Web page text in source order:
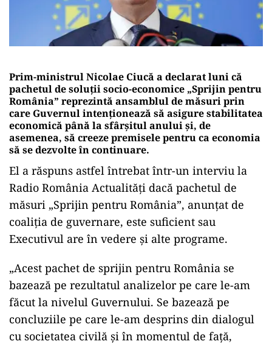
Prim-ministrul Nicolae Ciucă a declarat luni că
pachetul de soluţii socio-economice „Sprijin pentru
România” reprezintă ansamblul de măsuri prin
care Guvernul intenţionează să asigure stabilitatea
economică până la sfârşitul anului şi, de
asemenea, să creeze premisele pentru ca economia
să se dezvolte în continuare.
El a răspuns astfel întrebat într-un interviu la
Radio România Actualităţi dacă pachetul de
măsuri „Sprijin pentru România”, anunţat de
coaliţia de guvernare, este suficient sau
Executivul are în vedere şi alte programe.
„Acest pachet de sprijin pentru România se
bazează pe rezultatul analizelor pe care le-am
făcut la nivelul Guvernului. Se bazează pe
concluziile pe care le-am desprins din dialogul
cu societatea civilă şi în momentul de faţă,